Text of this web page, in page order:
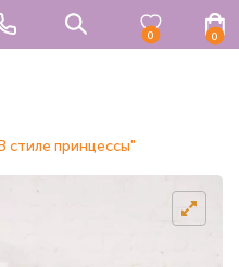
0 0
стиле принцессы"